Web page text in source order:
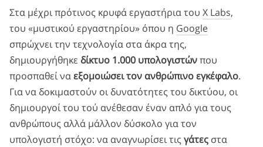
Στα μέχρι πρότινος κρυφά εργαστήρια του X Labs,
του «μυστικού εργαστηρίου» όπου η Google
σπρώχνει την τεχνολογία στα άκρα της,
δημιουργήθηκε δίκτυο 1.000 υπολογιστώνπου
προσπαθεί ναεξομοιώσει τον ανθρώπινο εγκέφαλο.
Για να δοκιμαστούν οι δυνατότητες του δικτύου, οι
δημιουργοί του τού ανέθεσαν έναν απλό για τους
ανθρώπους αλλά μάλλον δύσκολο για τον
υπολογιστή στόχο: να αναγνωρίσει τις γάτες στα